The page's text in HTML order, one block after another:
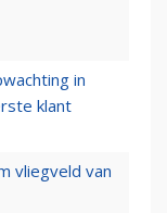
in
klant
vliegveld van